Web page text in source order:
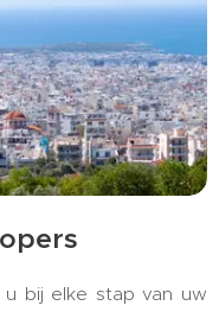
u bij elke stap van uw